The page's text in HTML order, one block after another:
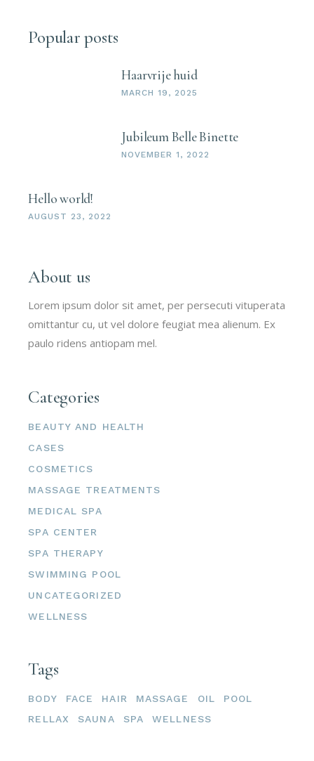
Popular posts
Haarvrije huid
MARCH 19, 2025
Jubileum Belle Binette
NOVEMBER 1, 2022
Hello world!
AUGUST 23, 2022
About us
Lorem ipsum dolor sit amet, per persecuti vituperata
omittantur cu, ut vel dolore feugiat mea alienum. Ex
paulo ridens antiopam mel.
Categories
BEAUTY AND HEALTH
CASES
COSMETICS
MASSAGE TREATMENTS
MEDICAL SPA
SPA CENTER
SPA THERAPY
SWIMMING POOL
UNCATEGORIZED
WELLNESS
Tags
BODY FACE HAIR MASSAGE OIL
POOL
RELLAX
SAUNA SPA WELLNESS